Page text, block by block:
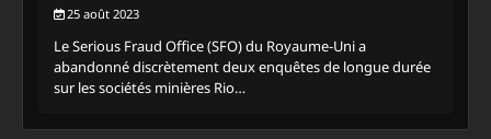
25 août 2023
Le Serious Fraud Office (SFO) du Royaume-Uni a
abandonné discrètement deux enquêtes de longue durée
sur les sociétés minières Rio…